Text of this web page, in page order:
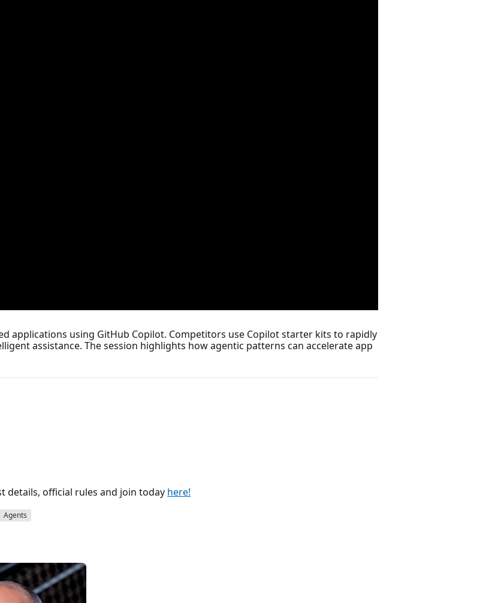
applications using GitHub Copilot. Competitors use Copilot starter kits to rapidly
assistance. The session highlights how agentic patterns can accelerate app
details, official rules and join today here!
Agents